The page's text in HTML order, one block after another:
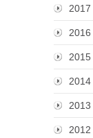
2017
2016
2015
2014
2013
2012